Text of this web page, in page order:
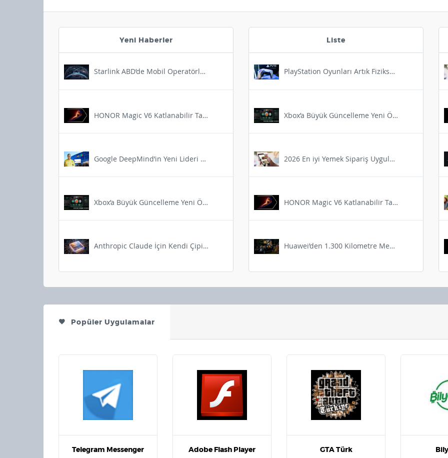
Yeni Haberler
Starlink ABD’de Mobil Operatörlere Savaş Açıyor
HONOR Magic V6 Katlanabilir Tasarımının Avantajları Açıklandı
Google DeepMind’in Yeni Lideri Artık Türk
Xbox’a Büyük Güncelleme Yeni Özellikler Geliyor
Anthropic Claude İçin Kendi Çipini Tasarlıyor
Liste
PlayStation Oyunları Artık Fiziksel Olarak Satılmayacak
Xbox’a Büyük Güncelleme Yeni Özellikler Geliyor
2026 En iyi Yemek Sipariş Uygulamaları
HONOR Magic V6 Katlanabilir Tasarımının Avantajları Açıklandı
Huawei’den 1.300 Kilometre Menzilli Dev SUV
Popüler Uygulamalar
Telegram Messenger Adobe Flash Player GTA Türk